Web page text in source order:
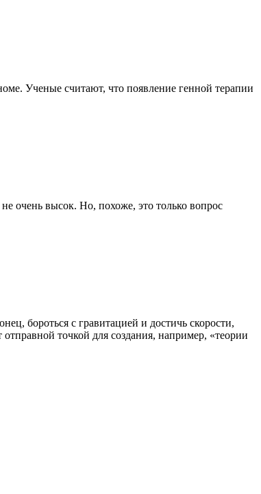
Ученые считают, что появление генной терапии
очень высок. Но, похоже, это только вопрос
бороться с гравитацией и достичь скорости,
точкой для создания, например, «теории